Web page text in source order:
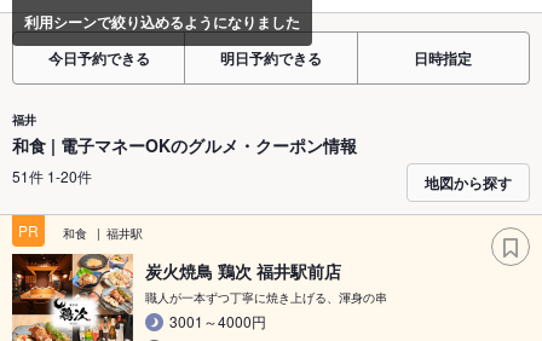
今日予約できる 明日予約できる 日時指定
福井
和食 | 電子マネーOKのグルメ・クーポン情報
51件 1-20件 地図から探す
PR 和食 福井駅
炭火焼鳥 鶏次 福井駅前店
職人が一本ずつ丁寧に焼き上げる、渾身の串
3001～4000円